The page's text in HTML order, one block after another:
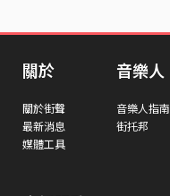
關於
關於街聲
最新消息
媒體工具
音樂人
音樂人指南
街托邦